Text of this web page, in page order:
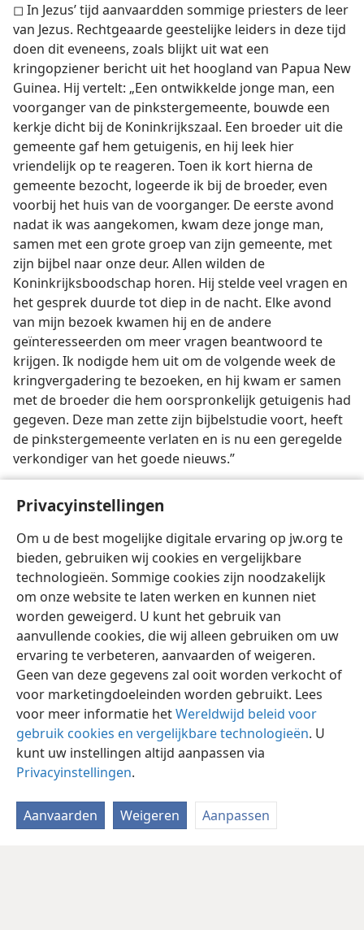
Privacyinstellingen
Om u de best mogelijke digitale ervaring op jw.org te
bieden, gebruiken wij cookies en vergelijkbare
technologieën. Sommige cookies zijn noodzakelijk
om onze website te laten werken en kunnen niet
worden geweigerd. U kunt het gebruik van
aanvullende cookies, die wij alleen gebruiken om uw
ervaring te verbeteren, aanvaarden of weigeren.
Geen van deze gegevens zal ooit worden verkocht of
voor marketingdoeleinden worden gebruikt. Lees
voor meer informatie hetWereldwijd beleid voor
gebruik cookies en vergelijkbare technologieën. U
kunt uw instellingen altijd aanpassen via
Privacyinstellingen.
Aanvaarden Weigeren Aanpassen
◻ In Jezus’ tijd aanvaardden sommige priesters de leer
van Jezus. Rechtgeaarde geestelijke leiders in deze tijd
doen dit eveneens, zoals blijkt uit wat een
kringopziener bericht uit het hoogland van Papua New
Guinea. Hij vertelt: „Een ontwikkelde jonge man, een
voorganger van de pinkstergemeente, bouwde een
kerkje dicht bij de Koninkrijkszaal. Een broeder uit die
gemeente gaf hem getuigenis, en hij leek hier
vriendelijk op te reageren. Toen ik kort hierna de
gemeente bezocht, logeerde ik bij de broeder, even
voorbij het huis van de voorganger. De eerste avond
nadat ik was aangekomen, kwam deze jonge man,
samen met een grote groep van zijn gemeente, met
zijn bijbel naar onze deur. Allen wilden de
Koninkrijksboodschap horen. Hij stelde veel vragen en
het gesprek duurde tot diep in de nacht. Elke avond
van mijn bezoek kwamen hij en de andere
geïnteresseerden om meer vragen beantwoord te
krijgen. Ik nodigde hem uit om de volgende week de
kringvergadering te bezoeken, en hij kwam er samen
met de broeder die hem oorspronkelijk getuigenis had
gegeven. Deze man zette zijn bijbelstudie voort, heeft
de pinkstergemeente verlaten en is nu een geregelde
verkondiger van het goede nieuws.”
worden gered en tot een nauwkeurige kennis van de
waarheid komen”. —1 Timótheüs 2:4
Nederlands Delen Instellingen